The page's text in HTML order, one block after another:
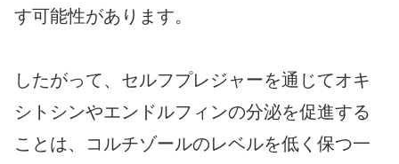
す可能性があります。
したがって、セルフプレジャーを通じてオキ
シトシンやエンドルフィンの分泌を促進する
ことは、コルチゾールのレベルを低く保つ一